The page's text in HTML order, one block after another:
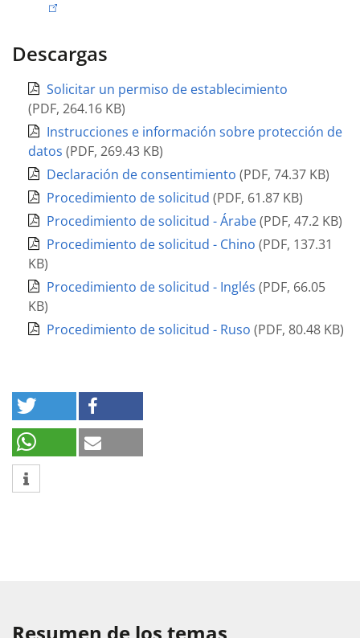
Descargas
Solicitar un permiso de establecimiento
(PDF, 264.16 KB)
Instrucciones e información sobre protección de
datos (PDF, 269.43 KB)
Declaración de consentimiento (PDF, 74.37 KB)
Procedimiento de solicitud (PDF, 61.87 KB)
Procedimiento de solicitud - Árabe(PDF, 47.2 KB)
Procedimiento de solicitud - Chino (PDF, 137.31
KB)
Procedimiento de solicitud - Inglés (PDF, 66.05
KB)
Procedimiento de solicitud - Ruso (PDF, 80.48 KB)